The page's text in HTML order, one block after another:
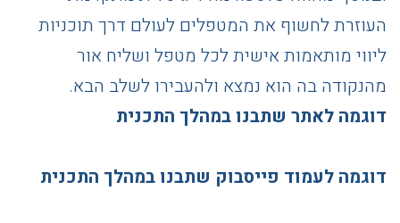
העוזרת לחשוף את המטפלים לעולם דרך תוכניות
ליווי מותאמות אישית לכל מטפל ושליח אור
מהנקודה בה הוא נמצא ולהעבירו לשלב הבא.
דוגמה לאתר שתבנו במהלך התכנית
דוגמה לעמוד פייסבוק שתבנו במהלך התכנית